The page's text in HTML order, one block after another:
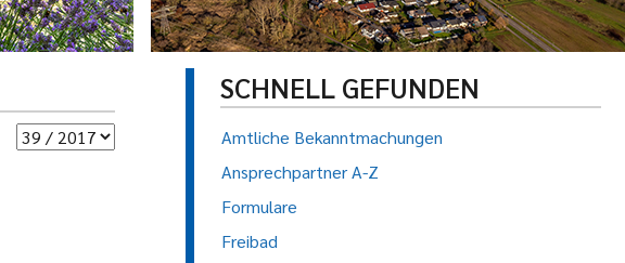
SCHNELL GEFUNDEN
Amtliche Bekanntmachungen
Ansprechpartner A-Z
Formulare
Freibad